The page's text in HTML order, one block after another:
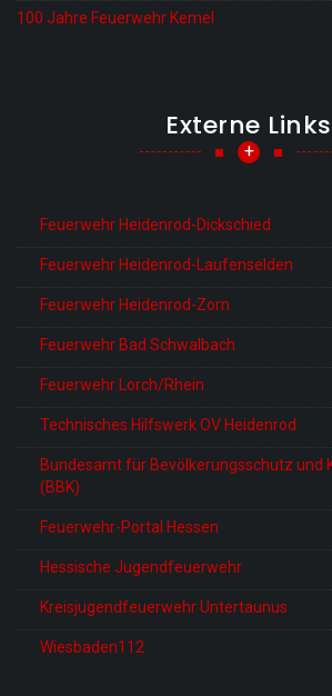
100 Jahre Feuerwehr Kemel
Externe Links
+
Feuerwehr Heidenrod-Dickschied
Feuerwehr Heidenrod-Laufenselden
Feuerwehr Heidenrod-Zorn
Feuerwehr Bad Schwalbach
Feuerwehr Lorch/Rhein
Technisches Hilfswerk OV Heidenrod
Bundesamt für Bevölkerungsschutz und
(BBK)
Feuerwehr-Portal Hessen
Hessische Jugendfeuerwehr
Kreisjugendfeuerwehr Untertaunus
Wiesbaden112